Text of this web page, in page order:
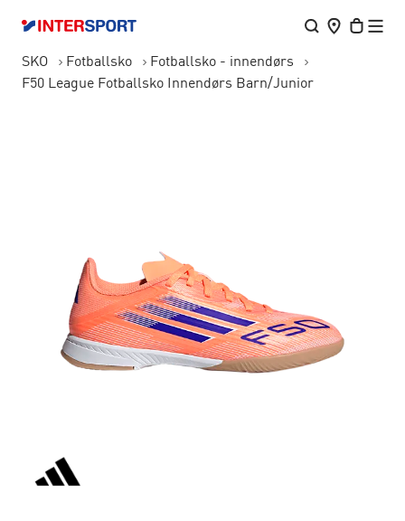
SKO Fotballsko
Fotballsko - innendørs
F50 League Fotballsko Innendørs Barn/Junior